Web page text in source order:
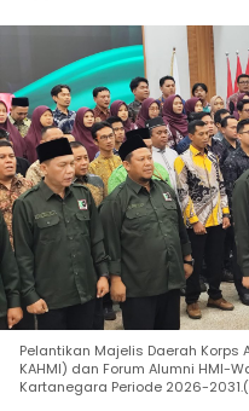
Pelantikan Majelis Daerah
KAHMI) dan Forum Alumni HMI-
Kartanegara Periode 2026-